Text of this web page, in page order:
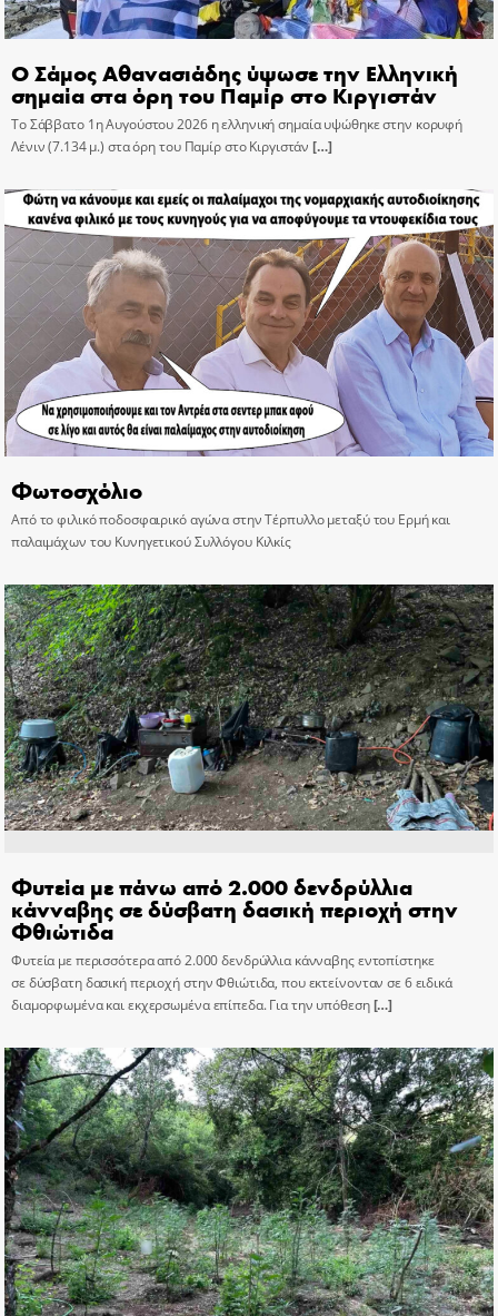
Ο Σάμος Αθανασιάδης ύψωσε την Ελληνική
σημαία στα όρη του Παμίρ στο Κιργιστάν
Το Σάββατο 1η Αυγούστου 2026 η ελληνική σημαία υψώθηκε στην κορυφή
Λένιν (7.134 μ.) στα όρη του Παμίρ στο Κιργιστάν […]
Φωτοσχόλιο
Από το φιλικό ποδοσφαιρικό αγώνα στην Τέρπυλλο μεταξύ του Ερμή και
παλαιμάχων του Κυνηγετικού Συλλόγου Κιλκίς
Φυτεία με πάνω από 2.000 δενδρύλλια
κάνναβης σε δύσβατη δασική περιοχή στην
Φθιώτιδα
Φυτεία με περισσότερα από 2.000 δενδρύλλια κάνναβης εντοπίστηκε
σε δύσβατη δασική περιοχή στην Φθιώτιδα, που εκτείνονταν σε 6 ειδικά
διαμορφωμένα και εκχερσωμένα επίπεδα. Για την υπόθεση[…]